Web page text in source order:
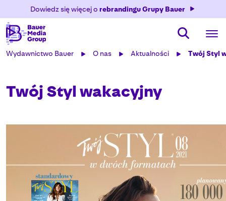
Dowiedz się więcej o rebrandingu Grupy Bauer
Wydawnictwo Bauer O nas Aktualności Twój Styl
Twój Styl wakacyjny